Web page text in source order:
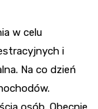
w celu
i
Na co dzień